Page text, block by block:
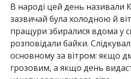
В народі цей день називали
зазвичай була холодною й
пращури збиралися вдома у
розповідали байки.
основному за вітром: якщо
грозовим, а якщо день